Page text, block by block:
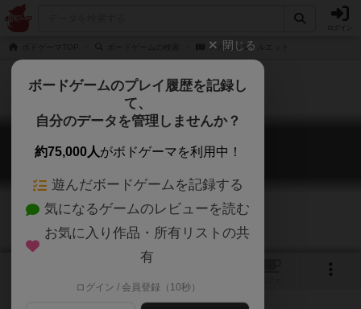
メカニカルシルエット
メカニカルシルエット
Mechanical Silhouette
閉じる
ボードゲームのプレイ履歴を記録し
て、
自分のデータを管理しませんか？
約75,000人がボドゲーマを利用中！
遊んだボードゲームを記録する
気になるゲームのレビューを読む
お気に入り作品・所有リストの共
有
ログイン / 会員登録（10秒）